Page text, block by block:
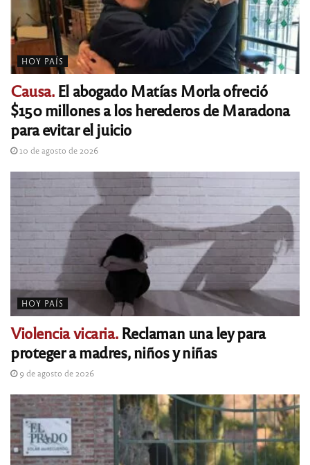
HOY PAÍS
Causa.El abogado Matías Morla ofreció
$150 millones a los herederos de Maradona
para evitar el juicio
10 de agosto de 2026
HOY PAÍS
Violencia vicaria.Reclaman una ley para
proteger a madres, niños y niñas
9 de agosto de 2026